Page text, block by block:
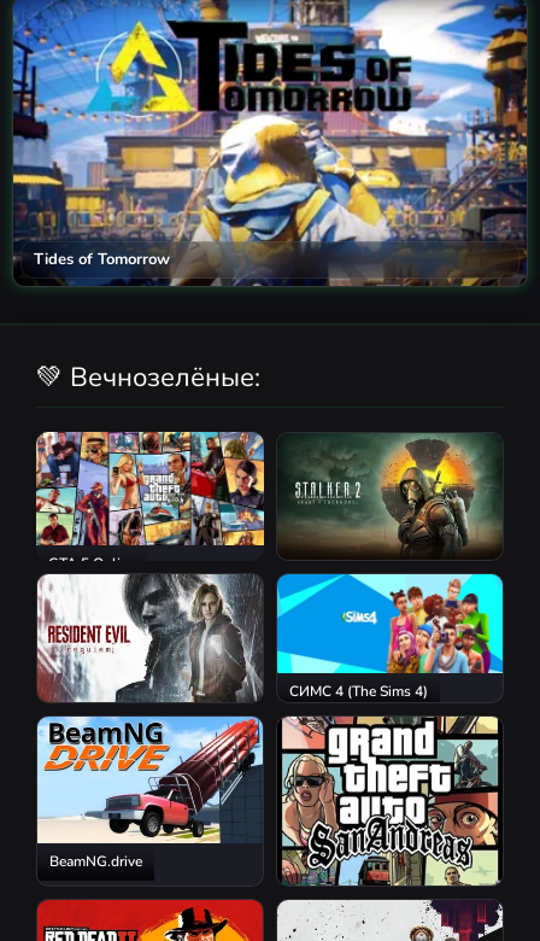
Tides of Tomorrow
💚 Вечнозелёные:
GTA 5 Online
S.T.A.L.K.E.R. 2: Heart of
Chornobyl
Resident Evil Requiem
СИМС 4 (The Sims 4)
BeamNG.drive
GTA San Andreas